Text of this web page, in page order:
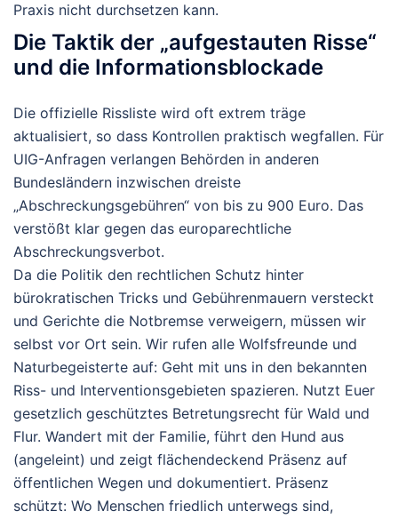
Praxis nicht durchsetzen kann.
Die Taktik der „aufgestauten Risse“
und die Informationsblockade
Die offizielle Rissliste wird oft extrem träge
aktualisiert, so dass Kontrollen praktisch wegfallen. Für
UIG-Anfragen verlangen Behörden in anderen
Bundesländern inzwischen dreiste
„Abschreckungsgebühren“ von bis zu 900 Euro. Das
verstößt klar gegen das europarechtliche
Abschreckungsverbot.
Da die Politik den rechtlichen Schutz hinter
bürokratischen Tricks und Gebührenmauern versteckt
und Gerichte die Notbremse verweigern, müssen wir
selbst vor Ort sein. Wir rufen alle Wolfsfreunde und
Naturbegeisterte auf: Geht mit uns in den bekannten
Riss- und Interventionsgebieten spazieren. Nutzt Euer
gesetzlich geschütztes Betretungsrecht für Wald und
Flur. Wandert mit der Familie, führt den Hund aus
(angeleint) und zeigt flächendeckend Präsenz auf
öffentlichen Wegen und dokumentiert. Präsenz
schützt: Wo Menschen friedlich unterwegs sind,